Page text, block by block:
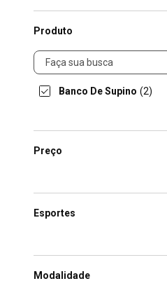
Produto
Produto
Banco De Supino (2)
Preço
Esportes
Modalidade